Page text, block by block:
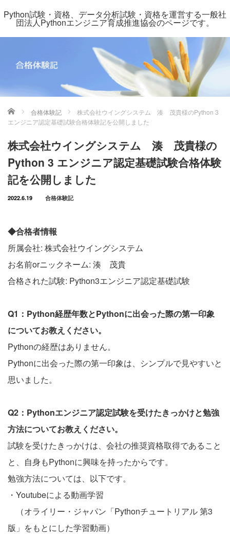
Python試験・資格、データ分析試験・資格を運営する一般社
団法人Pythonエンジニア育成推進協会のページです。
ホーム 合格体験記
株式会社ウイングシステム 湊 茂貴様のPython 3
エンジニア認定基礎試験合格体験記を公開しました
株式会社ウイングシステム 湊 茂貴様の
Python 3 エンジニア認定基礎試験合格体験
記を公開しました
2022.6.19 合格体験記
◆合格者情報
所属会社: 株式会社ウイングシステム
お名前orニックネーム: 湊 茂貴
合格された試験: Python3エンジニア認定基礎試験
Q1：Python経歴年数とPythonに出会った際の第一印象
についてお教えください。
Pythonの経歴はありません。
Pythonに出会った際の第一印象は、シンプルで見やすいと
思いました。
Q2：Pythonエンジニア認定試験を受けたきっかけと勉強
方法についてお教えください。
試験を受けたきっかけは、会社の推奨資格取得であること
と、自身もPythonに興味を持ったからです。
勉強方法については、以下です。
・Youtubeによる動画学習
（オライリー・ジャパン「Pythonチュートリアル 第3
版」をもとにした学習動画）